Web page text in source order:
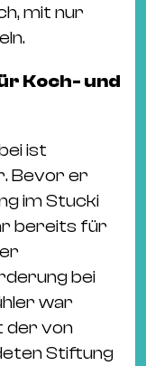
mit nur
Koch- und
ist
Bevor er
im Stucki
bereits für
bei
war
der von
Stiftung